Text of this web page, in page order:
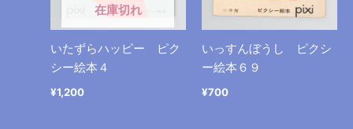
在庫切れ
いたずらハッピー ピク
シー絵本４
¥1,200
いっすんぼうし ピクシ
ー絵本６９
¥700